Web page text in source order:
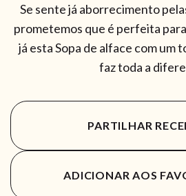
Se sente já aborrecimento
prometemos que é perfeita
já esta Sopa de alface com um
faz toda a
PARTILHAR
ADICIONAR AOS